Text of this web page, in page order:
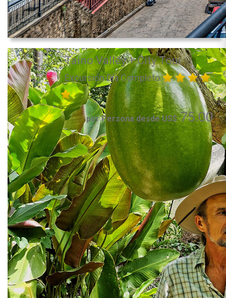
Taino Valley + City Tour
Excursión Día Completo
por Persona desde US$75.00